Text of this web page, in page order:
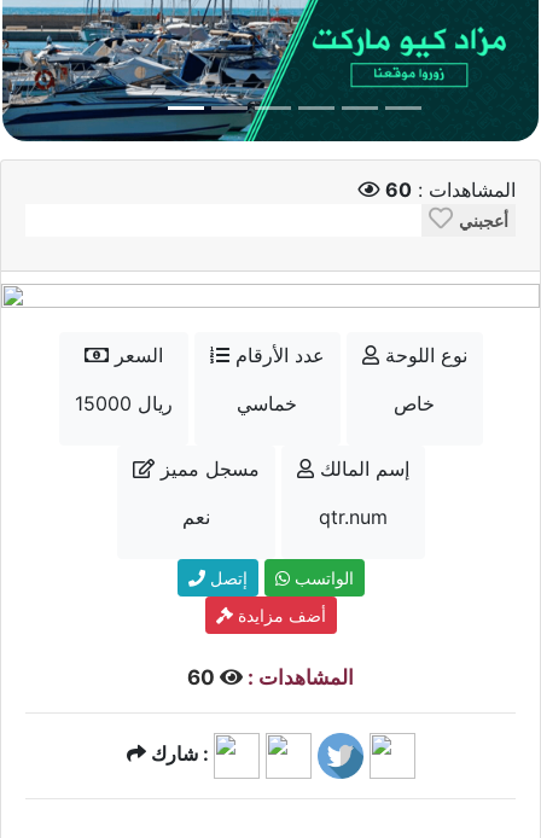
المشاهدات : 60
أعجبني
السعر
15000 ريال
عدد الأرقام
خماسي
نوع اللوحة
خاص
مسجل مميز
نعم
إسم المالك
qtr.num
إتصل
الواتسب
أضف مزايدة
المشاهدات :
شارك :